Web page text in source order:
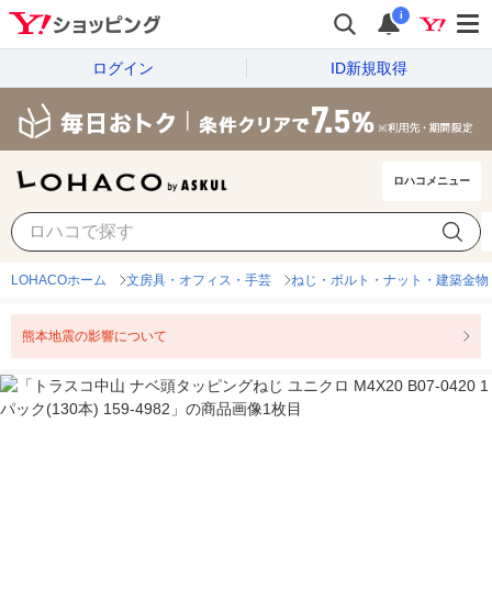
i
ログイン ID新規取得
ロハコメニュー
LOHACOホーム 文房具・オフィス・手芸 ねじ・ボルト・ナット・建築金物
熊本地震の影響について